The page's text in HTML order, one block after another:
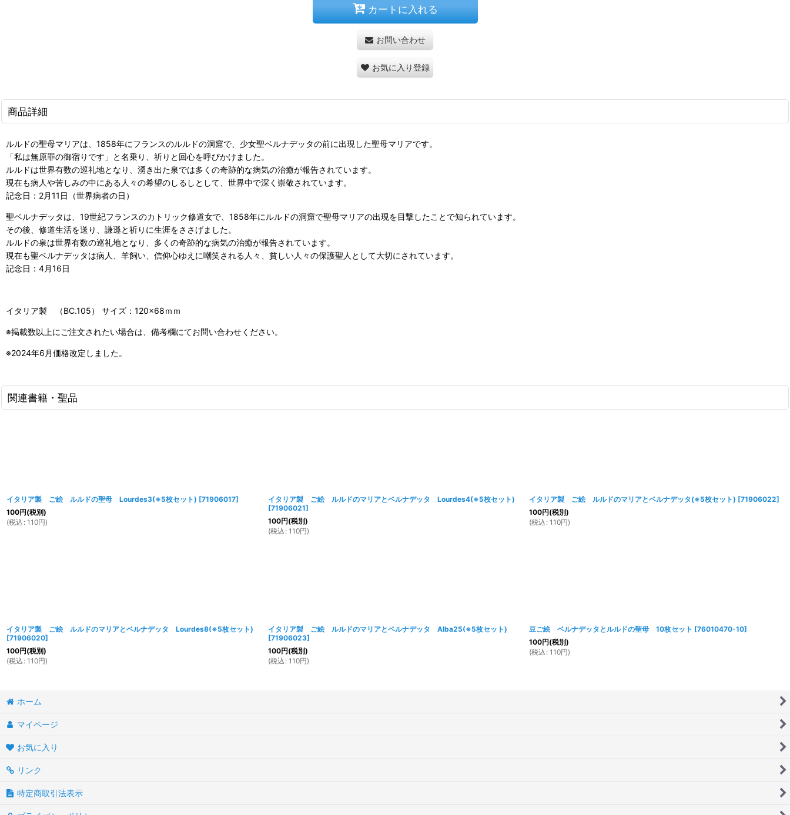
カートに入れる
お問い合わせ
お気に入り登録
商品詳細
ルルドの聖母マリアは、1858年にフランスのルルドの洞窟で、少女聖ベルナデッタの前に出現した聖母マリアです。
「私は無原罪の御宿りです」と名乗り、祈りと回心を呼びかけました。
ルルドは世界有数の巡礼地となり、湧き出た泉では多くの奇跡的な病気の治癒が報告されています。
現在も病人や苦しみの中にある人々の希望のしるしとして、世界中で深く崇敬されています。
記念日：2月11日（世界病者の日）
聖ベルナデッタは、19世紀フランスのカトリック修道女で、1858年にルルドの洞窟で聖母マリアの出現を目撃したことで知られています。
その後、修道生活を送り、謙遜と祈りに生涯をささげました。
ルルドの泉は世界有数の巡礼地となり、多くの奇跡的な病気の治癒が報告されています。
現在も聖ベルナデッタは病人、羊飼い、信仰心ゆえに嘲笑される人々、貧しい人々の保護聖人として大切にされています。
記念日：4月16日
イタリア製 （BC.105） サイズ：120×68ｍｍ
※掲載数以上にご注文されたい場合は、備考欄にてお問い合わせください。
※2024年6月価格改定しました。
関連書籍・聖品
イタリア製 ご絵 ルルドの聖母 Lourdes3(※5枚セット) [71906017]
100円(税別)
(税込 : 110円)
イタリア製 ご絵 ルルドのマリアとベルナデッタ Lourdes4(※5枚セット)
[71906021]
100円(税別)
(税込 : 110円)
イタリア製 ご絵 ルルドのマリアとベルナデッタ(※5枚セット) [71906022]
100円(税別)
(税込 : 110円)
イタリア製 ご絵 ルルドのマリアとベルナデッタ Lourdes8(※5枚セット)
[71906020]
100円(税別)
(税込 : 110円)
イタリア製 ご絵 ルルドのマリアとベルナデッタ Alba25(※5枚セット)
[71906023]
100円(税別)
(税込 : 110円)
豆ご絵 ベルナデッタとルルドの聖母 10枚セット [76010470-10]
100円(税別)
(税込 : 110円)
ホーム
マイページ
お気に入り
リンク
特定商取引法表示